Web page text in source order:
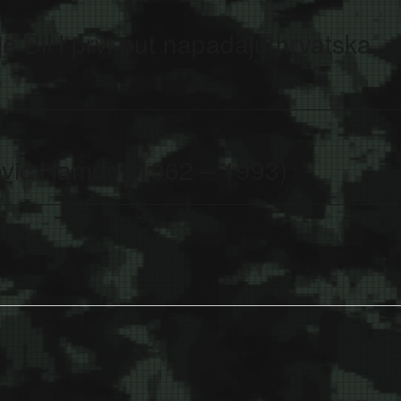
BiH prvi put napadaju hrvatska
Hamdo (1962 – 1993)